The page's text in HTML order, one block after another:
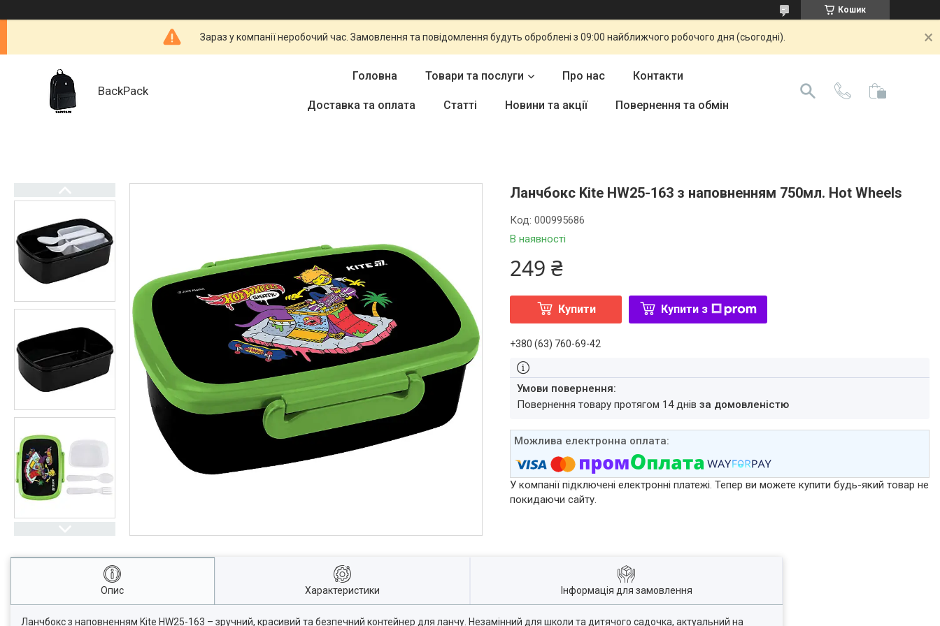
Кошик
Зараз у компанії неробочий час. Замовлення та повідомлення будуть оброблені з 09:00 найближчого робочого дня (сьогодні).
BackPack
Головна Товари та послуги Про нас Контакти
Доставка та оплата Статті Новини та акції Повернення та обмін
Ланчбокс Kite HW25-163 з наповненням 750мл. Hot Wheels
В наявності
Код:000995686
249 ₴
Купити Купити з
+380 (63) 760-69-42
повернення товару протягом 14 днівза домовленістю
У компанії підключені електронні платежі. Тепер ви можете купити будь-який товар не
покидаючи сайту.
Опис Характеристики Інформація для замовлення
Ланчбокс з наповненням Kite HW25-163 – зручний, красивий та безпечний контейнер для ланчу. Незамінний для школи та дитячого садочка, актуальний на